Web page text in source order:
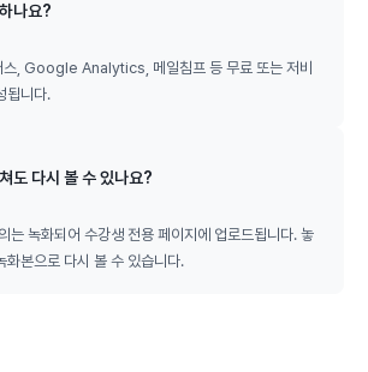
나요?
스, Google Analytics, 메일침프 등 무료 또는 저비
됩니다.
도 다시 볼 수 있나요?
는 녹화되어 수강생 전용 페이지에 업로드됩니다. 놓
화본으로 다시 볼 수 있습니다.